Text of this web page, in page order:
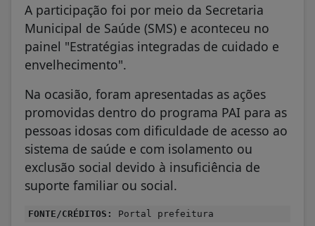
painel "Estratégias integradas de cuidado e
envelhecimento".
Na ocasião, foram apresentadas as ações
pessoas idosas com dificuldade de acesso ao
sistema de saúde e com isolamento ou
exclusão social devido à insuficiência de
suporte familiar ou social.
FONTE/CRÉDITOS:Portal prefeitura
SANTOS PROGRAMA PARA IDOSOS